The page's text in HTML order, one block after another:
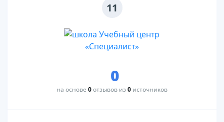
11
0
на основе 0отзывов из 0 источников